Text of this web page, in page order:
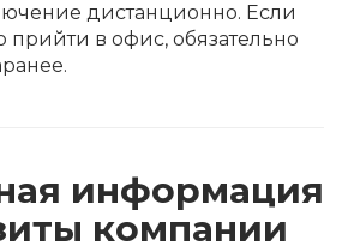
дистанционно. Если
в офис, обязательно
информация
компании